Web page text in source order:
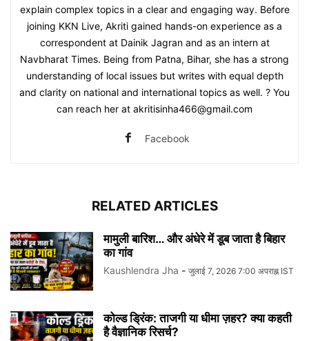
explain complex topics in a clear and engaging way. Before
joining KKN Live, Akriti gained hands-on experience as a
correspondent at Dainik Jagran and as an intern at
Navbharat Times. Being from Patna, Bihar, she has a strong
understanding of local issues but writes with equal depth
and clarity on national and international topics as well. ? You
can reach her at akritisinha466@gmail.com
Facebook
RELATED ARTICLES
मामुली बारिश… और अंधेरे में डूब जाता है बिहार
का गांव
Kaushlendra Jha - जुलाई 7, 2026 7:00 अपराह्न IST
कोल्ड ड्रिंक: ताजगी या धीमा ज़हर? क्या कहती
है वैज्ञानिक रिसर्च?